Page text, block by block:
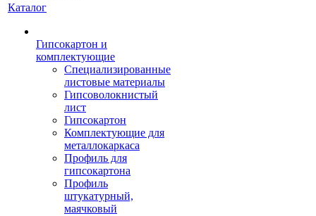
Каталог
Гипсокартон и
комплектующие
Специализированные
листовые материалы
Гипсоволокнистый
лист
Гипсокартон
Комплектующие для
металлокаркаса
Профиль для
гипсокартона
Профиль
штукатурный,
маячковый